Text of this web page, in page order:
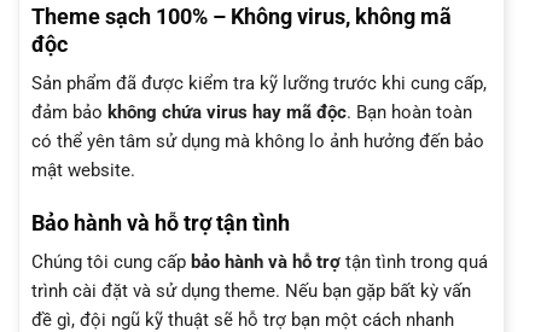
Theme sạch 100% – Không virus, không mã
độc
Sản phẩm đã được kiểm tra kỹ lưỡng trước khi cung cấp,
đảm bảo không chứa virus hay mã độc. Bạn hoàn toàn
có thể yên tâm sử dụng mà không lo ảnh hưởng đến bảo
mật website.
Bảo hành và hỗ trợ tận tình
Chúng tôi cung cấp bảo hành và hỗ trợ tận tình trong quá
trình cài đặt và sử dụng theme. Nếu bạn gặp bất kỳ vấn
đề gì, đội ngũ kỹ thuật sẽ hỗ trợ bạn một cách nhanh